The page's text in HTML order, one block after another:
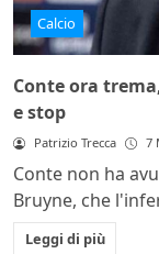
Calcio
Conte ora
e stop
Patrizio Trecca 7
Conte non ha
Bruyne, che
Leggi di più